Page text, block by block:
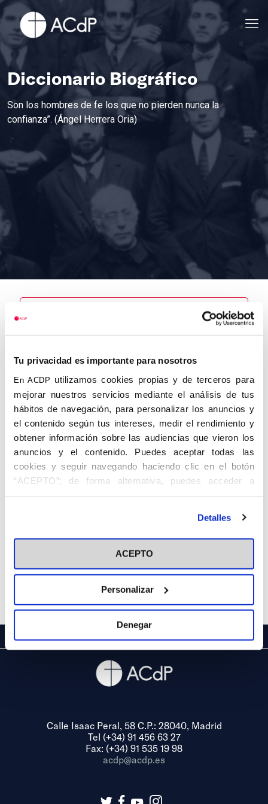
Tu privacidad es importante para nosotros
En ACDP utilizamos cookies propias y de terceros para
mejorar nuestros servicios mediante el análisis de tus
hábitos de navegación, para personalizar los anuncios y
el contenido según tus intereses, medir el rendimiento y
obtener información sobre las audiencias que vieron los
anuncios y el contenido. Puedes aceptar todas las
cookies y seguir navegando haciendo clic en el botón
“ACEPTO”; de forma alternativa, puedes acceder a
información más detallada y cambiar tus preferencias
en el botón "Personalizar". Para más información puedes
visitar nuestra Política de Cookies
Detalles
ACEPTO
Personalizar
Denegar
Diccionario Biográfico
Son los hombres de fe los que no pierden nunca la
confianza”. (Ángel Herrera Oria)
Llach Puig,
Francisco de
Paula
Autor
Centro de
adscripción
Fecha de
nacimiento
17/08/1903
Lugar de
Fecha de
defunción
Lugar de
defunción
Calle Isaac Peral, 58 C.P.: 28040, Madrid
Tel (+34) 91 456 63 27
Fax: (+34) 91 535 19 98
acdp@acdp.es